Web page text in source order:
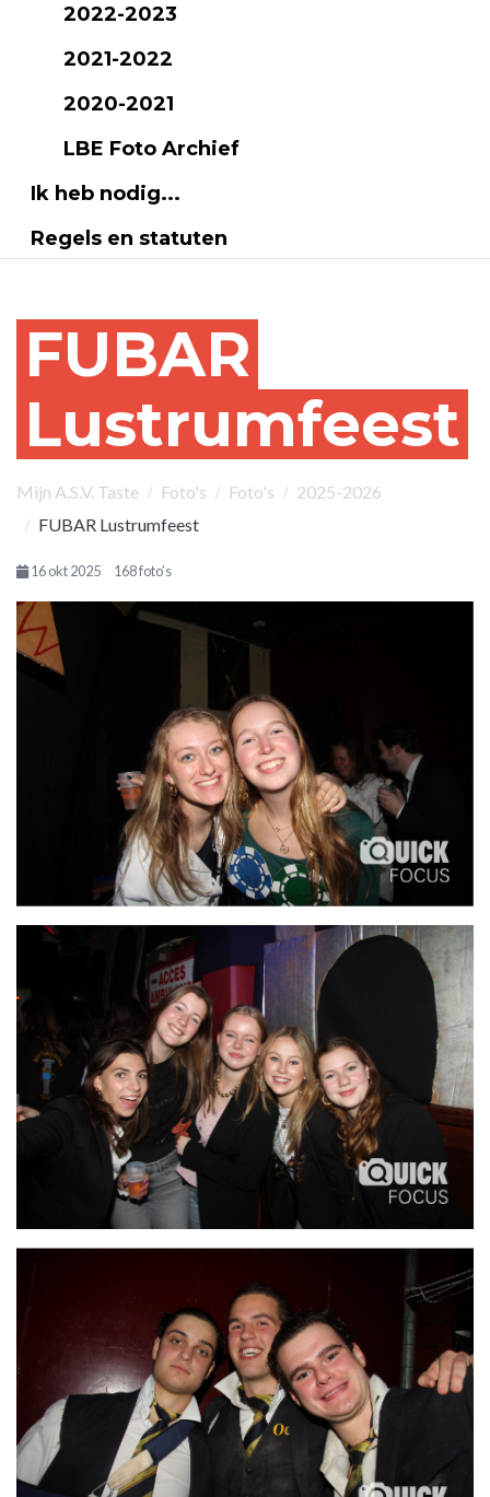
2022-2023
2021-2022
2020-2021
LBE Foto Archief
Ik heb nodig...
Regels en statuten
FUBAR
Lustrumfeest
Mijn A.S.V. Taste Foto's Foto's
2025-2026
FUBAR Lustrumfeest
16 okt 2025 168 foto’s